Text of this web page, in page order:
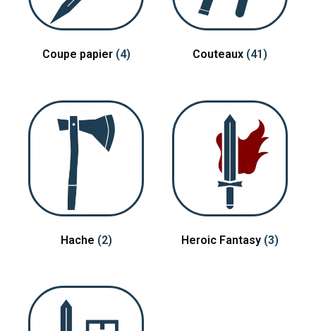
Coupe papier (4) Couteaux (41)
Hache (2) Heroic Fantasy (3)